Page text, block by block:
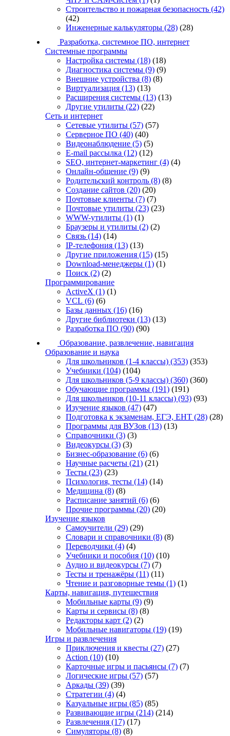
Строительство и пожарная безопасность (42)
(42)
Инженерные калькуляторы (28) (28)
Разработка, системное ПО, интернет
Системные программы
Настройка системы (18) (18)
Диагностика системы (9) (9)
Внешние устройства (8) (8)
Виртуализация (13) (13)
Расширения системы (13) (13)
Другие утилиты (22) (22)
Сеть и интернет
Сетевые утилиты (57) (57)
Серверное ПО (40) (40)
Видеонаблюдение (5) (5)
E-mail рассылка (12) (12)
SEO, интернет-маркетинг (4) (4)
Онлайн-общение (9) (9)
Родительский контроль (8) (8)
Создание сайтов (20) (20)
Почтовые клиенты (7) (7)
Почтовые утилиты (23) (23)
WWW-утилиты (1) (1)
Браузеры и утилиты (2) (2)
Связь (14) (14)
IP-телефония (13) (13)
Другие приложения (15) (15)
Download-менеджеры (1) (1)
Поиск (2) (2)
Программирование
ActiveX (1) (1)
VCL (6) (6)
Базы данных (16) (16)
Другие библиотеки (13) (13)
Разработка ПО (90) (90)
Образование, развлечение, навигация
Образование и наука
Для школьников (1-4 классы) (353) (353)
Учебники (104) (104)
Для школьников (5-9 классы) (360) (360)
Обучающие программы (191) (191)
Для школьников (10-11 классы) (93) (93)
Изучение языков (47) (47)
Подготовка к экзаменам, ЕГЭ, ЕНТ (28) (28)
Программы для ВУЗов (13) (13)
Справочники (3) (3)
Видеокурсы (3) (3)
Бизнес-образование (6) (6)
Научные расчеты (21) (21)
Тесты (23) (23)
Психология, тесты (14) (14)
Медицина (8) (8)
Расписание занятий (6) (6)
Прочие программы (20) (20)
Изучение языков
Самоучители (29) (29)
Словари и справочники (8) (8)
Переводчики (4) (4)
Учебники и пособия (10) (10)
Аудио и видеокурсы (7) (7)
Тесты и тренажёры (11) (11)
Чтение и разговорные темы (1) (1)
Карты, навигация, путешествия
Мобильные карты (9) (9)
Карты и сервисы (8) (8)
Редакторы карт (2) (2)
Мобильные навигаторы (19) (19)
Игры и развлечения
Приключения и квесты (27) (27)
Action (10) (10)
Карточные игры и пасьянсы (7) (7)
Логические игры (57) (57)
Аркады (39) (39)
Стратегии (4) (4)
Казуальные игры (85) (85)
Развивающие игры (214) (214)
Развлечения (17) (17)
Симуляторы (8) (8)